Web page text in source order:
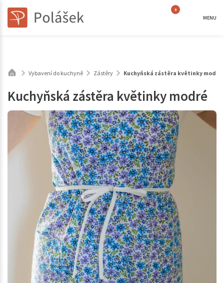
0
MENU
Vybavení do kuchyně Zástěry Kuchyňská zástěra květinky modré
Kuchyňská zástěra květinky modré